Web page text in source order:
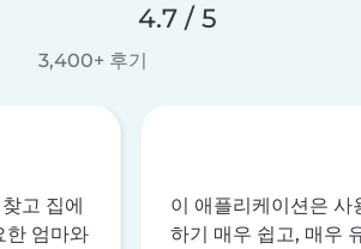
4.7 / 5
3,400+ 후기
고 집에
한 엄마와
이 애플리케이션은 사
하기 매우 쉽고, 매우